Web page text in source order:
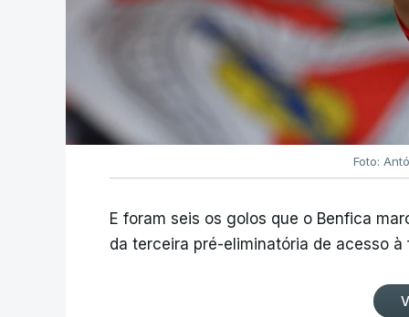
Foto:
E foram seis os golos que o Benfica
da terceira pré-eliminatória de acesso